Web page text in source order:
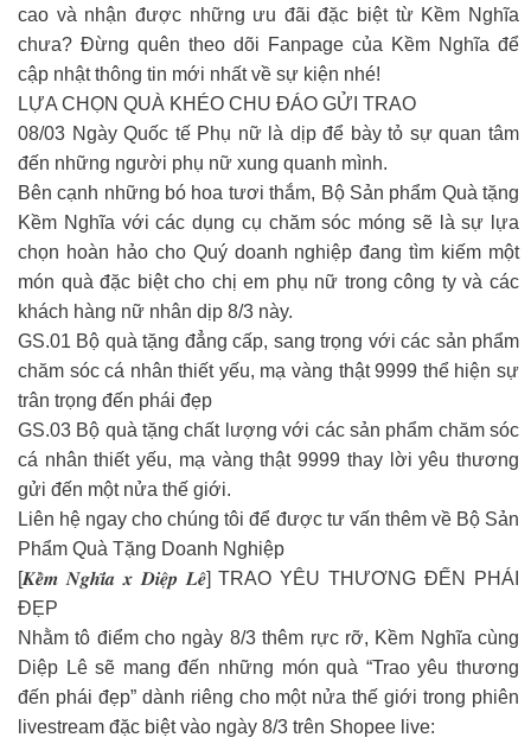
cao và nhận được những ưu đãi đặc biệt từ Kềm Nghĩa
chưa? Đừng quên theo dõi Fanpage của Kềm Nghĩa để
cập nhật thông tin mới nhất về sự kiện nhé!
LỰA CHỌN QUÀ KHÉO CHU ĐÁO GỬI TRAO
08/03 Ngày Quốc tế Phụ nữ là dịp để bày tỏ sự quan tâm
đến những người phụ nữ xung quanh mình.
Bên cạnh những bó hoa tươi thắm, Bộ Sản phẩm Quà tặng
Kềm Nghĩa với các dụng cụ chăm sóc móng sẽ là sự lựa
chọn hoàn hảo cho Quý doanh nghiệp đang tìm kiếm một
món quà đặc biệt cho chị em phụ nữ trong công ty và các
khách hàng nữ nhân dịp 8/3 này.
GS.01 Bộ quà tặng đẳng cấp, sang trọng với các sản phẩm
chăm sóc cá nhân thiết yếu, mạ vàng thật 9999 thể hiện sự
trân trọng đến phái đẹp
GS.03 Bộ quà tặng chất lượng với các sản phẩm chăm sóc
cá nhân thiết yếu, mạ vàng thật 9999 thay lời yêu thương
gửi đến một nửa thế giới.
Liên hệ ngay cho chúng tôi để được tư vấn thêm về Bộ Sản
Phẩm Quà Tặng Doanh Nghiệp
[𝑲𝒆̂̀𝒎 𝑵𝒈𝒉𝒊̃𝒂 𝒙 𝑫𝒊𝒆̣̂𝒑 𝑳𝒆̂] TRAO YÊU THƯƠNG ĐẾN PHÁI
ĐẸP
Nhằm tô điểm cho ngày 8/3 thêm rực rỡ, Kềm Nghĩa cùng
Diệp Lê sẽ mang đến những món quà “Trao yêu thương
đến phái đẹp” dành riêng cho một nửa thế giới trong phiên
livestream đặc biệt vào ngày 8/3 trên Shopee live: